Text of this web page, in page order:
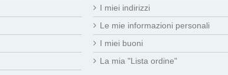
I miei indirizzi
Le mie informazioni personali
I miei buoni
La mia "Lista ordine"